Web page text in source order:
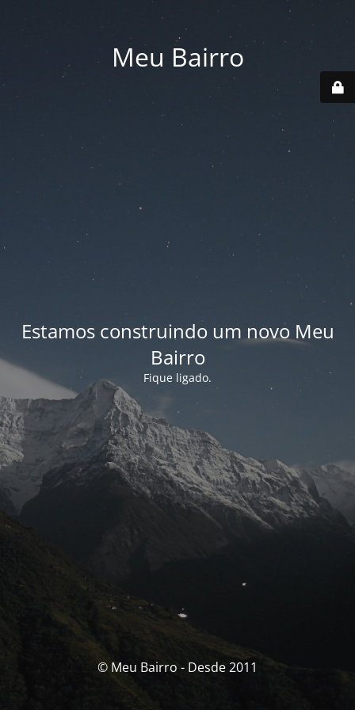
Meu Bairro
Estamos construindo um novo Meu
Bairro
Fique ligado.
© Meu Bairro - Desde 2011